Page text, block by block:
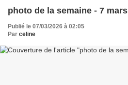
photo de la semaine - 7 mars
Publié le 07/03/2026 à 02:05
Par celine